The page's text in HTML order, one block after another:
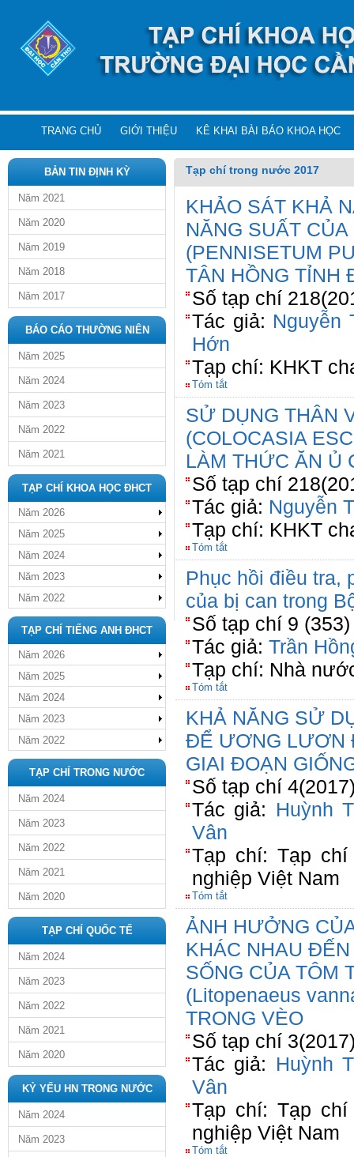
TRANG CHỦ GIỚI THIỆU KÊ KHAI BÀI BÁO KHOA HỌC
BẢN TIN ĐỊNH KỲ
Năm 2021
Năm 2020
Năm 2019
Năm 2018
Năm 2017
BÁO CÁO THƯỜNG NIÊN
Năm 2025
Năm 2024
Năm 2023
Năm 2022
Năm 2021
TẠP CHÍ KHOA HỌC ĐHCT
Năm 2026
Năm 2025
Năm 2024
Năm 2023
Năm 2022
TẠP CHÍ TIẾNG ANH ĐHCT
Năm 2026
Năm 2025
Năm 2024
Năm 2023
Năm 2022
TẠP CHÍ TRONG NƯỚC
Năm 2024
Năm 2023
Năm 2022
Năm 2021
Năm 2020
TẠP CHÍ QUỐC TẾ
Năm 2024
Năm 2023
Năm 2022
Năm 2021
Năm 2020
KỶ YẾU HN TRONG NƯỚC
Năm 2024
Năm 2023
Tạp chí trong nước 2017
KHẢO SÁT KHẢ
NĂNG SUẤT
(PENNISETUM
TÂN HỒNG TỈNH
Số tạp chí
Tác giả: Nguyễn
Hớn
Tạp chí: KHKT
Tóm tắt
SỬ DỤNG THÂN
(COLOCASIA
LÀM THỨC ĂN Ủ
Số tạp chí
Tác giả: Nguyễn
Tạp chí: KHKT
Tóm tắt
Phục hồi điều tra,
của bị can trong
Số tạp chí 9
Tác giả: Trần
Tạp chí: Nhà
Tóm tắt
KHẢ NĂNG SỬ
ĐỂ ƯƠNG LƯƠN
GIAI ĐOẠN
Số tạp chí
Tác giả: Huỳnh
Vân
Tạp chí: Tạp chí
nghiệp Việt Nam
Tóm tắt
ẢNH HƯỞNG
KHÁC NHAU
SỐNG CỦA TÔM
(Litopenaeus
TRONG VÈO
Số tạp chí
Tác giả: Huỳnh
Vân
Tạp chí: Tạp chí
nghiệp Việt Nam
Tóm tắt